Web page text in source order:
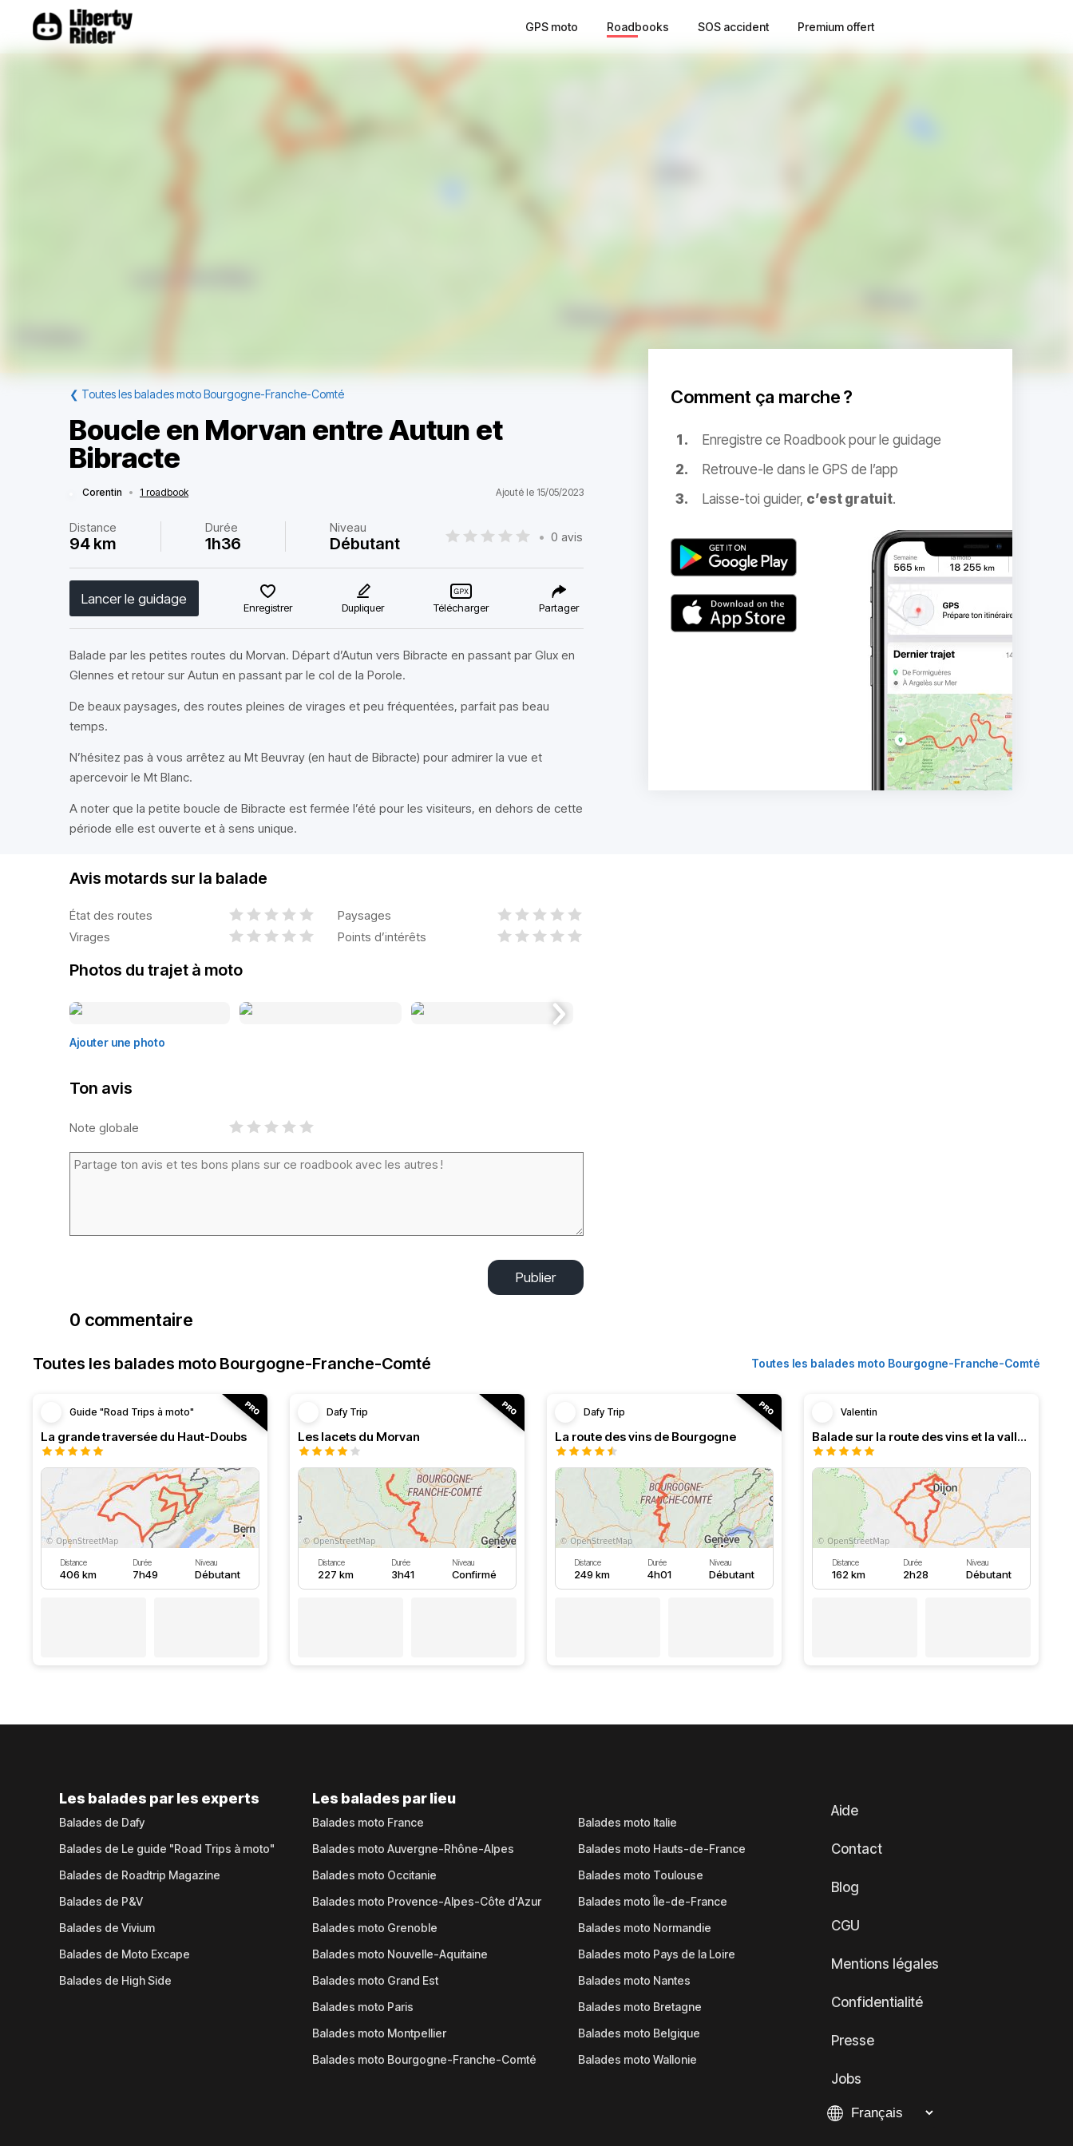
GPS moto Roadbooks SOS accident Premium offert
❮ Toutes les balades moto Bourgogne-Franche-Comté
Boucle en Morvan entre Autun et
Bibracte
Corentin • 1 roadbook Ajouté le 15/05/2023
Distance
94 km
Durée
1h36
Niveau
Débutant • 0 avis
Lancer le guidage
Enregistrer Dupliquer Télécharger Partager
Balade par les petites routes du Morvan. Départ d’Autun vers Bibracte en passant par Glux en
Glennes et retour sur Autun en passant par le col de la Porole.
De beaux paysages, des routes pleines de virages et peu fréquentées, parfait pas beau
temps.
N’hésitez pas à vous arrêtez au Mt Beuvray (en haut de Bibracte) pour admirer la vue et
apercevoir le Mt Blanc.
A noter que la petite boucle de Bibracte est fermée l’été pour les visiteurs, en dehors de cette
période elle est ouverte et à sens unique.
Comment ça marche ?
Enregistre ce Roadbook pour le guidage
Retrouve-le dans le GPS de l’app
Laisse-toi guider, c’est gratuit.
Avis motards sur la balade
État des routes
Paysages
Virages
Points d’intérêts
Photos du trajet à moto
Ajouter une photo
Ton avis
Note globale
Publier
0 commentaire
Toutes les balades moto Bourgogne-Franche-Comté Toutes les balades moto Bourgogne-Franche-Comté
Guide "Road Trips à moto"
La grande traversée du Haut-Doubs
Distance
406 km
Durée
7h49
Niveau
Débutant
Dafy Trip
Les lacets du Morvan
Distance
227 km
Durée
3h41
Niveau
Confirmé
Dafy Trip
La route des vins de Bourgogne
Distance
249 km
Durée
4h01
Niveau
Débutant
Valentin
Balade sur la route des vins et la vallée de l’ouche
Distance
162 km
Durée
2h28
Niveau
Débutant
Les balades par les experts
Balades de Dafy
Balades de Le guide "Road Trips à moto"
Balades de Roadtrip Magazine
Balades de P&V
Balades de Vivium
Balades de Moto Excape
Balades de High Side
Les balades par lieu
Balades moto France
Balades moto Auvergne-Rhône-Alpes
Balades moto Occitanie
Balades moto Provence-Alpes-Côte d'Azur
Balades moto Grenoble
Balades moto Nouvelle-Aquitaine
Balades moto Grand Est
Balades moto Paris
Balades moto Montpellier
Balades moto Bourgogne-Franche-Comté
Balades moto Italie
Balades moto Hauts-de-France
Balades moto Toulouse
Balades moto Île-de-France
Balades moto Normandie
Balades moto Pays de la Loire
Balades moto Nantes
Balades moto Bretagne
Balades moto Belgique
Balades moto Wallonie
Aide
Contact
Blog
CGU
Mentions légales
Confidentialité
Presse
Jobs